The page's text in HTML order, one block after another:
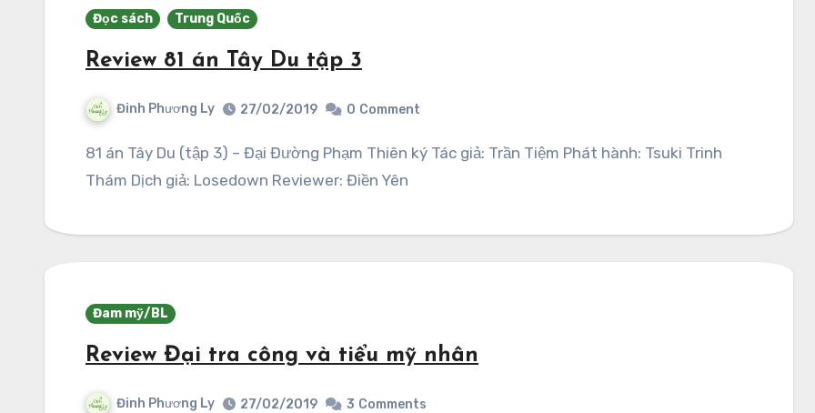
Đọc sách Trung Quốc
Review 81 án Tây Du tập 3
Đinh Phương Ly 27/02/2019 0 Comment
81 án Tây Du (tập 3) – Đại Đường Phạm Thiên ký Tác giả: Trần Tiệm Phát hành: Tsuki Trinh
Thám Dịch giả: Losedown Reviewer: Điền Yên
Đam mỹ/BL
Review Đại tra công và tiểu mỹ nhân
Đinh Phương Ly 27/02/2019 3 Comments